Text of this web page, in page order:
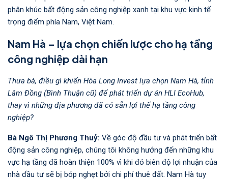
phân khúc bất động sản công nghiệp xanh tại khu vực kinh tế
trọng điểm phía Nam, Việt Nam.
Nam Hà – lựa chọn chiến lược cho hạ tầng
công nghiệp dài hạn
Thưa bà, điều gì khiến Hòa Long Invest lựa chọn Nam Hà, tỉnh
Lâm Đồng (Bình Thuận cũ) để phát triển dự án HLI EcoHub,
thay vì những địa phương đã có sẵn lợi thế hạ tầng công
nghiệp?
Bà Ngô Thị Phương Thuỷ: Về góc độ đầu tư và phát triển bất
động sản công nghiệp, chúng tôi không hướng đến những khu
vực hạ tầng đã hoàn thiện 100% vì khi đó biên độ lợi nhuận của
nhà đầu tư sẽ bị bóp nghẹt bởi chi phí thuê đất. Nam Hà tuy